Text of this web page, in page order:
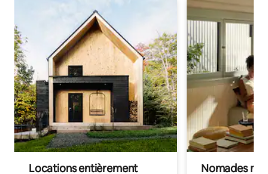
Locations entièrement Nomades